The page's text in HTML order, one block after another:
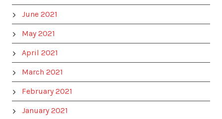
June 2021
May 2021
April 2021
March 2021
February 2021
January 2021